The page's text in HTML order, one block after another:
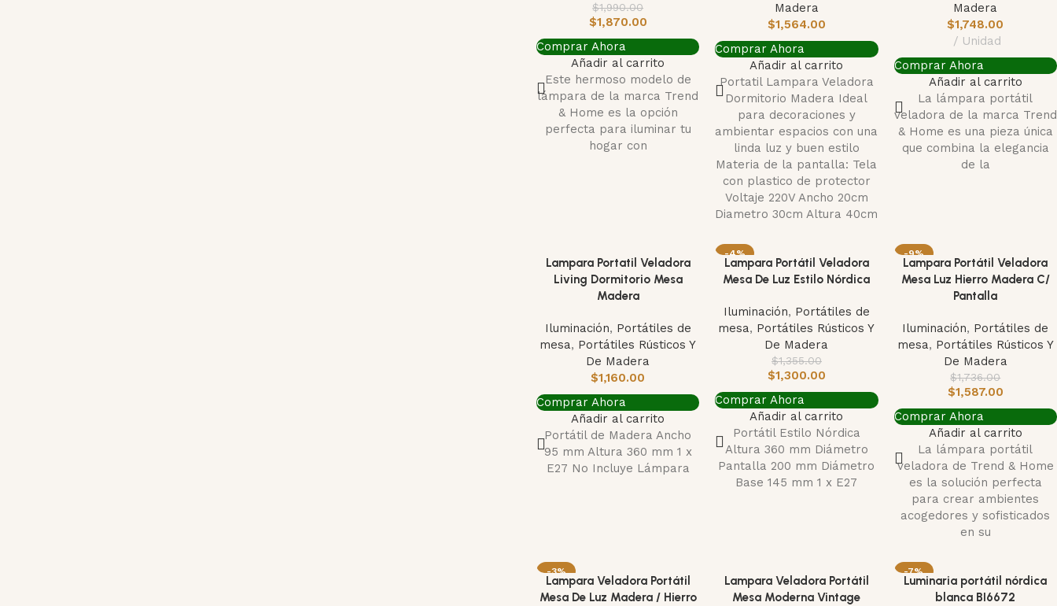
$1,990.00
$1,870.00
Comprar Ahora
Añadir al carrito
Este hermoso modelo de
lámpara de la marca Trend
& Home es la opción
perfecta para iluminar tu
hogar con
Madera
$1,564.00
Comprar Ahora
Añadir al carrito
Portatil Lampara Veladora
Dormitorio Madera Ideal
para decoraciones y
ambientar espacios con una
linda luz y buen estilo
Materia de la pantalla: Tela
con plastico de protector
Voltaje 220V Ancho 20cm
Diametro 30cm Altura 40cm
Madera
$1,748.00
Unidad
Comprar Ahora
Añadir al carrito
La lámpara portátil
veladora de la marca Trend
& Home es una pieza única
que combina la elegancia
de la
Lampara Portatil Veladora
Living Dormitorio Mesa
Madera
Iluminación, Portátiles de
mesa, Portátiles Rústicos Y
De Madera
$1,160.00
Comprar Ahora
Añadir al carrito
Portátil de Madera Ancho
95 mm Altura 360 mm 1 x
E27 No Incluye Lámpara
-4%
Lampara Portátil Veladora
Mesa De Luz Estilo Nórdica
Iluminación, Portátiles de
mesa, Portátiles Rústicos Y
De Madera
$1,355.00
$1,300.00
Comprar Ahora
Añadir al carrito
Portátil Estilo Nórdica
Altura 360 mm Diámetro
Pantalla 200 mm Diámetro
Base 145 mm 1 x E27
-9%
Lampara Portátil Veladora
Mesa Luz Hierro Madera C/
Pantalla
Iluminación, Portátiles de
mesa, Portátiles Rústicos Y
De Madera
$1,736.00
$1,587.00
Comprar Ahora
Añadir al carrito
La lámpara portátil
veladora de Trend & Home
es la solución perfecta
para crear ambientes
acogedores y sofisticados
en su
-3%
Lampara Veladora Portátil
Mesa De Luz Madera / Hierro
Lampara Veladora Portátil
Mesa Moderna Vintage
-7%
AGOTADO
Luminaria portátil nórdica
blanca BI6672